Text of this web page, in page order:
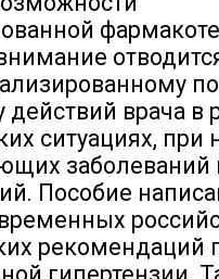
действий врача в
ситуациях, при
заболеваний
Пособие
рекомендаций